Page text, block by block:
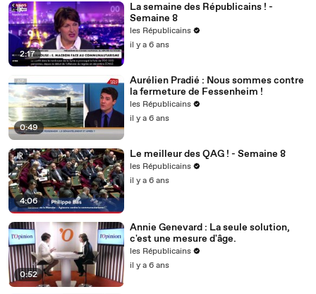
2:17
La semaine des Républicains ! -
Semaine 8
les Républicains
il y a 6 ans
0:49
Aurélien Pradié : Nous sommes contre
la fermeture de Fessenheim !
les Républicains
il y a 6 ans
4:06
Le meilleur des QAG ! - Semaine 8
les Républicains
il y a 6 ans
0:52
Annie Genevard : La seule solution,
c'est une mesure d'âge.
les Républicains
il y a 6 ans